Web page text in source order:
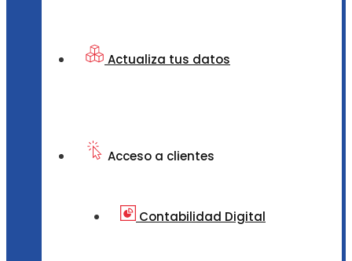
Actualiza tus datos
Acceso a clientes
Contabilidad Digital